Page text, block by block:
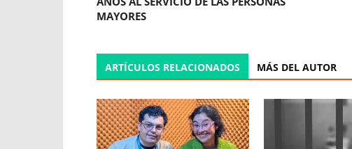
MAYORES
ARTÍCULOS RELACIONADOS MÁS DEL AUTOR